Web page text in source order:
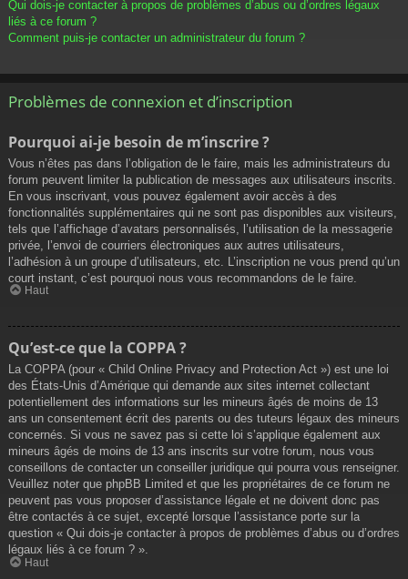
Qui dois-je contacter à propos de problèmes d’abus ou d’ordres légaux
liés à ce forum ?
Comment puis-je contacter un administrateur du forum ?
Problèmes de connexion et d’inscription
Pourquoi ai-je besoin de m’inscrire ?
Vous n’êtes pas dans l’obligation de le faire, mais les administrateurs du
forum peuvent limiter la publication de messages aux utilisateurs inscrits.
En vous inscrivant, vous pouvez également avoir accès à des
fonctionnalités supplémentaires qui ne sont pas disponibles aux visiteurs,
tels que l’affichage d’avatars personnalisés, l’utilisation de la messagerie
privée, l’envoi de courriers électroniques aux autres utilisateurs,
l’adhésion à un groupe d’utilisateurs, etc. L’inscription ne vous prend qu’un
court instant, c’est pourquoi nous vous recommandons de le faire.
Haut
Qu’est-ce que la COPPA ?
La COPPA (pour « Child Online Privacy and Protection Act ») est une loi
des États-Unis d’Amérique qui demande aux sites internet collectant
potentiellement des informations sur les mineurs âgés de moins de 13
ans un consentement écrit des parents ou des tuteurs légaux des mineurs
concernés. Si vous ne savez pas si cette loi s’applique également aux
mineurs âgés de moins de 13 ans inscrits sur votre forum, nous vous
conseillons de contacter un conseiller juridique qui pourra vous renseigner.
Veuillez noter que phpBB Limited et que les propriétaires de ce forum ne
peuvent pas vous proposer d’assistance légale et ne doivent donc pas
être contactés à ce sujet, excepté lorsque l’assistance porte sur la
question « Qui dois-je contacter à propos de problèmes d’abus ou d’ordres
légaux liés à ce forum ? ».
Haut